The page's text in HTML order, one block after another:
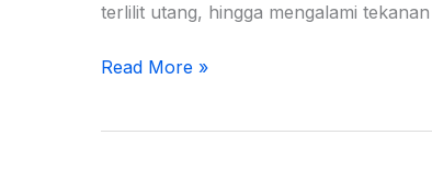
terlilit utang, hingga mengalami
Read More »